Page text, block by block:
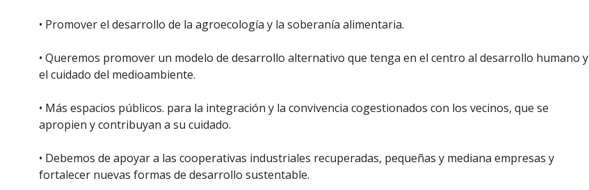
• Promover el desarrollo de la agroecología y la soberanía alimentaria.
• Queremos promover un modelo de desarrollo alternativo que tenga en el centro al desarrollo humano y
el cuidado del medioambiente.
• Más espacios públicos. para la integración y la convivencia cogestionados con los vecinos, que se
apropien y contribuyan a su cuidado.
• Debemos de apoyar a las cooperativas industriales recuperadas, pequeñas y mediana empresas y
fortalecer nuevas formas de desarrollo sustentable.